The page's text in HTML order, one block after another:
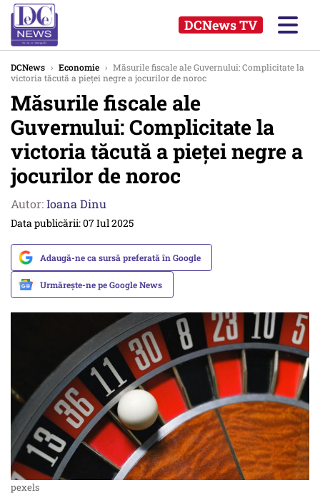
DCNews TV
DCNews › Economie › Măsurile fiscale ale Guvernului: Complicitate la
victoria tăcută a pieței negre a jocurilor de noroc
Măsurile fiscale ale
Guvernului: Complicitate la
victoria tăcută a pieței negre a
jocurilor de noroc
Autor:Ioana Dinu
Data publicării: 07 Iul 2025
Adaugă-ne ca sursă preferată în Google
Urmărește-ne pe Google News
pexels